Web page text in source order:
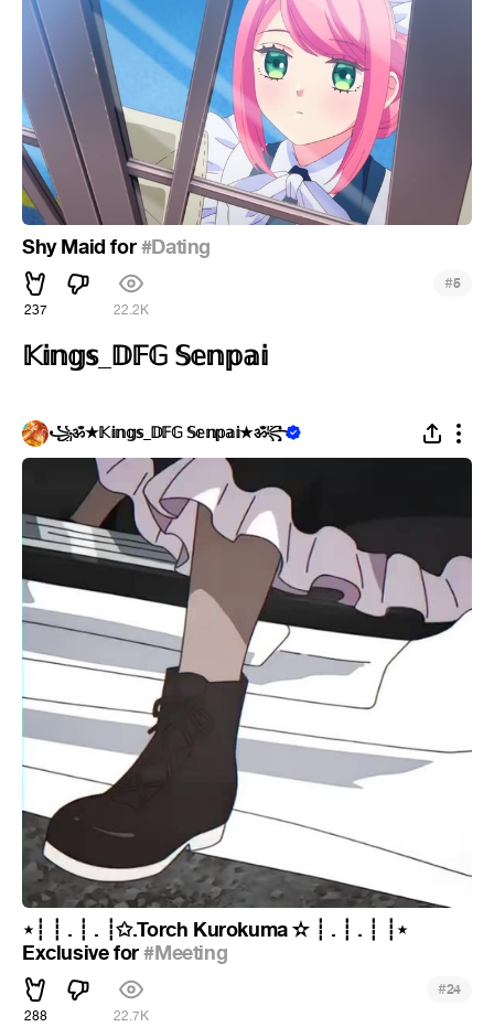
Shy Maid for#Dating
237 22.2K
#5
𝕂𝕚𝕟𝕘𝕤_𝔻𝔽𝔾 𝕊𝕖𝕟𝕡𝕒𝕚
꧁ॐ★𝕂𝕚𝕟𝕘𝕤_𝔻𝔽𝔾 𝕊𝕖𝕟𝕡𝕒𝕚★ॐ꧂
⋆┊ ┊ . ┊ . ┊✩.Torch Kurokuma ✫ ┊ . ┊ . ┊ ┊⋆
Exclusive for#Meeting
288 22.7K
#24